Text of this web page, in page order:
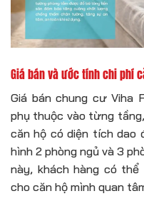
Giá bán và ước tính chi phí
Giá bán chung cư Viha
phụ thuộc vào từng
căn hộ có diện tích dao
hình 2 phòng ngủ và 3
này, khách hàng có
cho căn hộ mình quan